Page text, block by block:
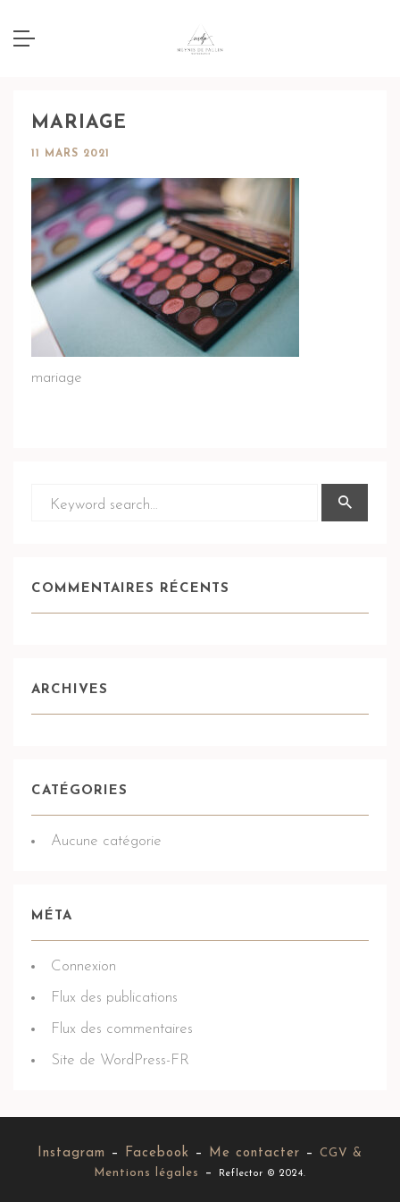
MARIAGE
11 MARS 2021
mariage
COMMENTAIRES RÉCENTS
ARCHIVES
CATÉGORIES
Aucune catégorie
MÉTA
Connexion
Flux des publications
Flux des commentaires
Site de WordPress-FR
Instagram – Facebook – Me contacter – CGV &
Mentions légales
– Reflector © 2024.